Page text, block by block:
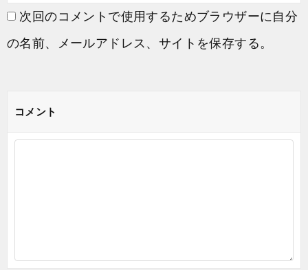
次回のコメントで使用するためブラウザーに自分
の名前、メールアドレス、サイトを保存する。
コメント